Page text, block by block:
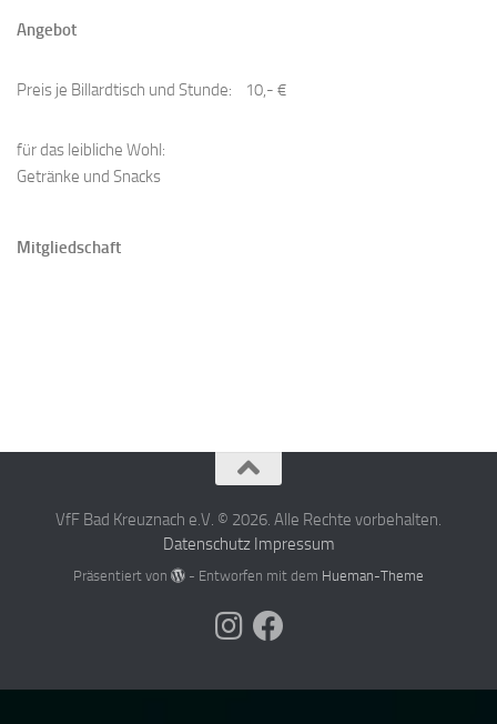
Angebot
Preis je Billardtisch und Stunde: 10,- €
​für das leibliche Wohl:
Getränke und Snacks
Mitgliedschaft
VfF Bad Kreuznach e.V. © 2026. Alle Rechte vorbehalten.
Datenschutz Impressum
Präsentiert von - Entworfen mit dem Hueman-Theme